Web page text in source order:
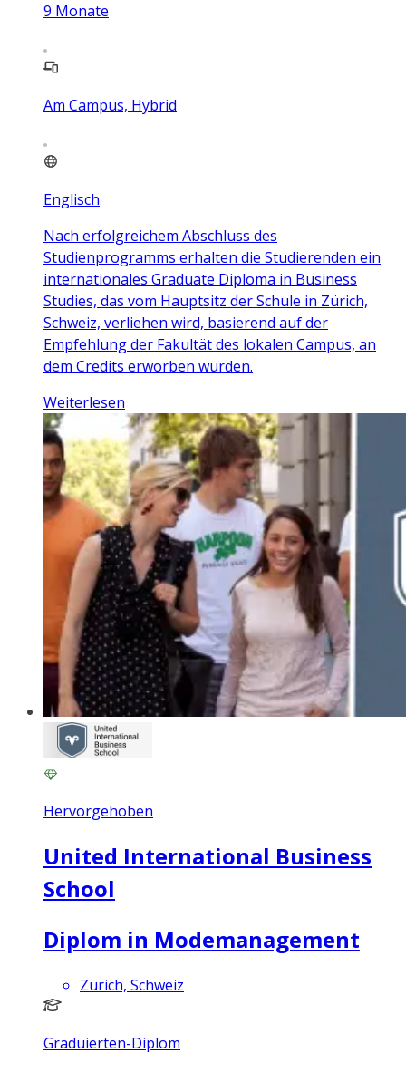
9 Monate
Am Campus, Hybrid
Englisch
Nach erfolgreichem Abschluss des
Studienprogramms erhalten die Studierenden ein
internationales Graduate Diploma in Business
Studies, das vom Hauptsitz der Schule in Zürich,
Schweiz, verliehen wird, basierend auf der
Empfehlung der Fakultät des lokalen Campus, an
dem Credits erworben wurden.
Weiterlesen
Hervorgehoben
United International Business
School
Diplom in Modemanagement
Zürich, Schweiz
Graduierten-Diplom